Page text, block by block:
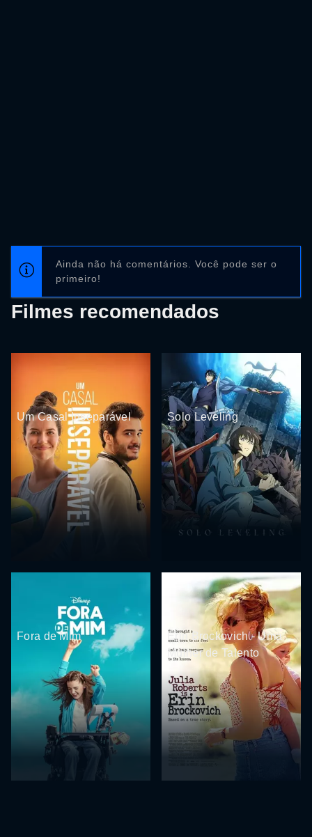
Ainda não há comentários. Você pode ser o
primeiro!
Filmes recomendados
Um Casal Inseparável Solo Leveling
Fora de Mim
Erin Brockovich - Uma
Mulher de Talento